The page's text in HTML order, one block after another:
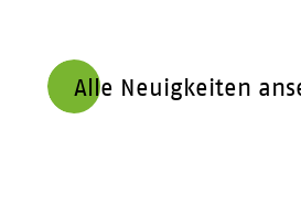
Alle Neuigkeiten